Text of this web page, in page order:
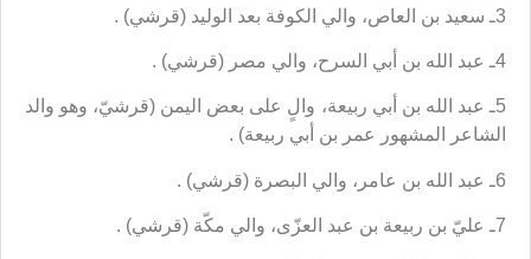
3ـ سعيد بن العاص، والي الكوفة بعد الوليد (قرشي) .
4ـ عبد الله بن أبي السرح، والي مصر (قرشي) .
5ـ عبد الله بن أبي ربيعة، والٍ على بعض اليمن (قرشيّ، وهو والد
الشاعر المشهور عمر بن أبي ربيعة) .
6ـ عبد الله بن عامر، والي البصرة (قرشي) .
7ـ عليّ بن ربيعة بن عبد العزّى، والي مكّة (قرشي) .